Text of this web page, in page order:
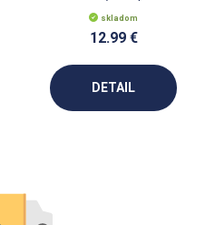
skladom
12.99 €
DETAIL